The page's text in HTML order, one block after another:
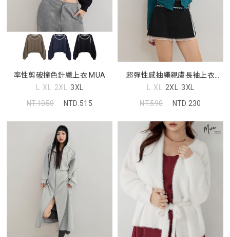
率性剪破撞色針織上衣 MUA
L XL 2XL 3XL
NT.1050
NTD.515
超彈性感抽繩親膚長袖上衣
MUA
L XL 2XL 3XL
NT.590
NTD.230